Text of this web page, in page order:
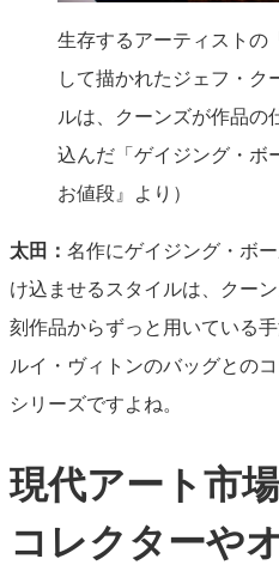
生存するアーティストの
して描かれたジェフ・ク
ルは、クーンズが作品の
込んだ「ゲイジング・ボ
お値段』より）
太田： 名作にゲイジング・ボ
け込ませるスタイルは、クー
刻作品からずっと用いている
ルイ・ヴィトンのバッグとの
シリーズですよね。
現代アート市
コレクターや